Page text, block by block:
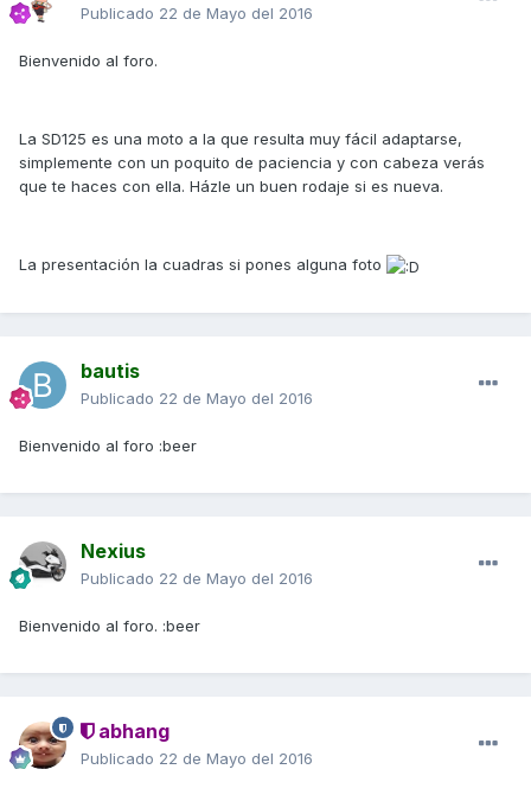
Publicado 22 de Mayo del 2016
Bienvenido al foro.
La SD125 es una moto a la que resulta muy fácil adaptarse,
simplemente con un poquito de paciencia y con cabeza verás
que te haces con ella. Házle un buen rodaje si es nueva.
La presentación la cuadras si pones alguna foto
bautis
Publicado 22 de Mayo del 2016
Bienvenido al foro :beer
Nexius
Publicado 22 de Mayo del 2016
Bienvenido al foro. :beer
abhang
Publicado 22 de Mayo del 2016